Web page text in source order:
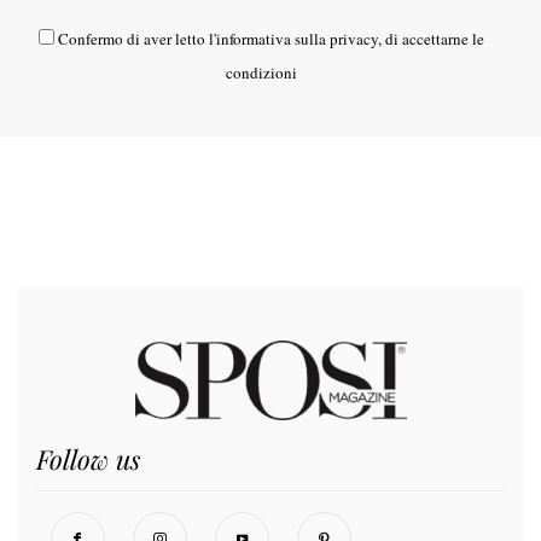
Confermo di aver letto l'informativa sulla privacy, di accettarne le
condizioni
Follow us